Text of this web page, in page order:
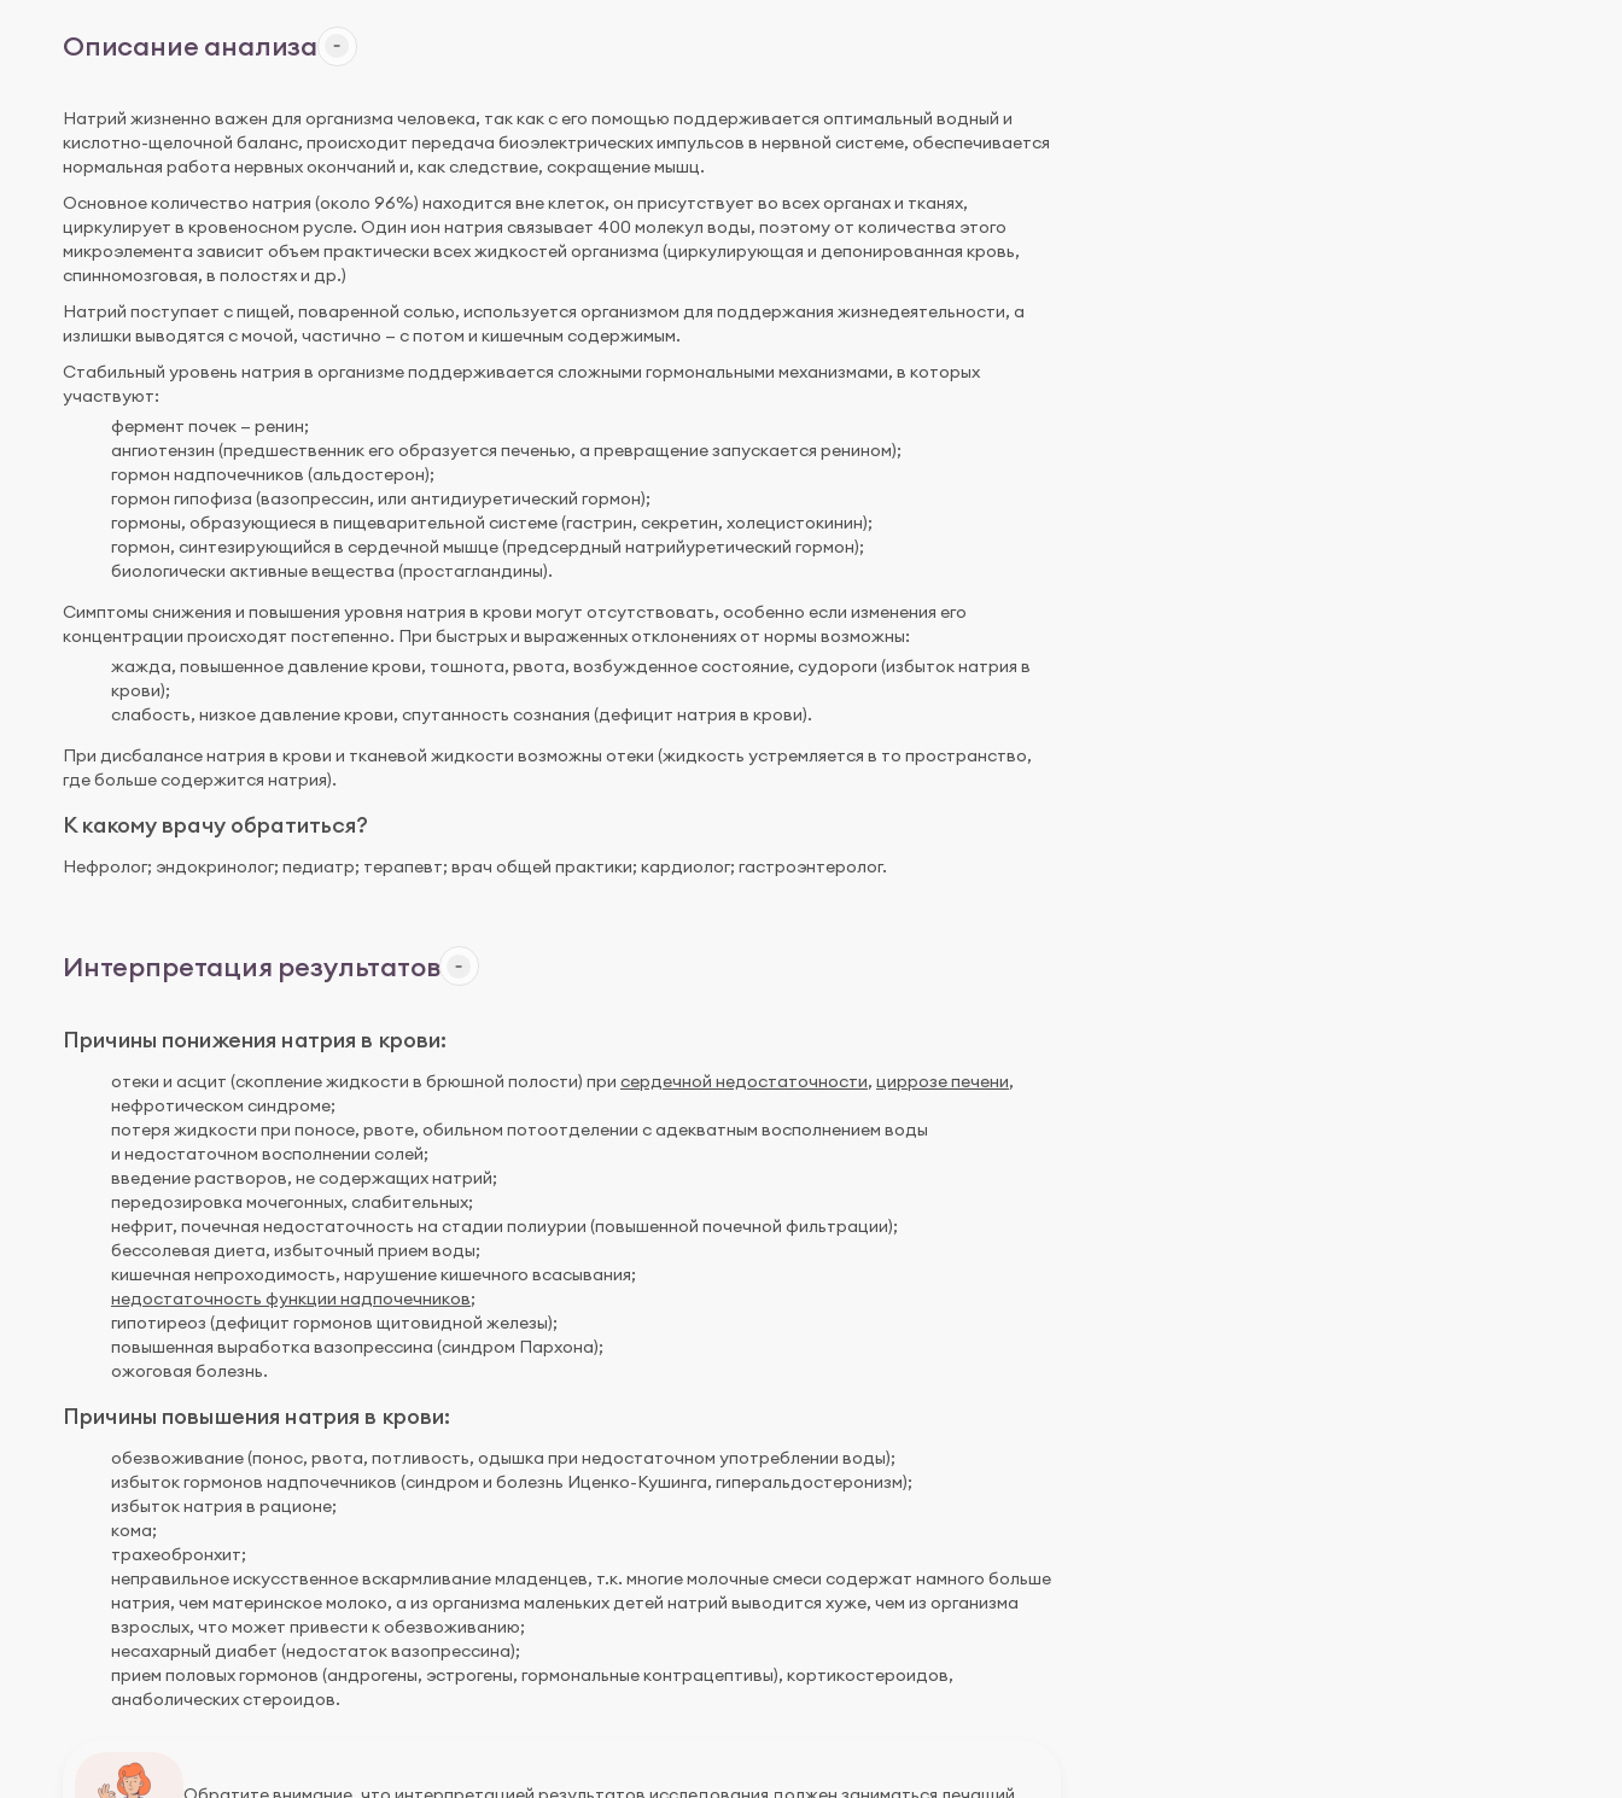
Описание анализа
Натрий жизненно важен для организма человека, так как с его помощью поддерживается оптимальный водный и
кислотно-щелочной баланс, происходит передача биоэлектрических импульсов в нервной системе, обеспечивается
нормальная работа нервных окончаний и, как следствие, сокращение мышц.
Основное количество натрия (около 96%) находится вне клеток, он присутствует во всех органах и тканях,
циркулирует в кровеносном русле. Один ион натрия связывает 400 молекул воды, поэтому от количества этого
микроэлемента зависит объем практически всех жидкостей организма (циркулирующая и депонированная кровь,
спинномозговая, в полостях и др.)
Натрий поступает с пищей, поваренной солью, используется организмом для поддержания жизнедеятельности, а
излишки выводятся с мочой, частично — с потом и кишечным содержимым.
Стабильный уровень натрия в организме поддерживается сложными гормональными механизмами, в которых
участвуют:
фермент почек — ренин;
ангиотензин (предшественник его образуется печенью, а превращение запускается ренином);
гормон надпочечников (альдостерон);
гормон гипофиза (вазопрессин, или антидиуретический гормон);
гормоны, образующиеся в пищеварительной системе (гастрин, секретин, холецистокинин);
гормон, синтезирующийся в сердечной мышце (предсердный натрийуретический гормон);
биологически активные вещества (простагландины).
Симптомы снижения и повышения уровня натрия в крови могут отсутствовать, особенно если изменения его
концентрации происходят постепенно. При быстрых и выраженных отклонениях от нормы возможны:
жажда, повышенное давление крови, тошнота, рвота, возбужденное состояние, судороги (избыток натрия в
крови);
слабость, низкое давление крови, спутанность сознания (дефицит натрия в крови).
При дисбалансе натрия в крови и тканевой жидкости возможны отеки (жидкость устремляется в то пространство,
где больше содержится натрия).
К какому врачу обратиться?
Нефролог; эндокринолог; педиатр; терапевт; врач общей практики; кардиолог; гастроэнтеролог.
Интерпретация результатов
Причины понижения натрия в крови:
отеки и асцит (скопление жидкости в брюшной полости) при сердечной недостаточности, циррозе печени,
нефротическом синдроме;
потеря жидкости при поносе, рвоте, обильном потоотделении с адекватным восполнением воды
и недостаточном восполнении солей;
введение растворов, не содержащих натрий;
передозировка мочегонных, слабительных;
нефрит, почечная недостаточность на стадии полиурии (повышенной почечной фильтрации);
бессолевая диета, избыточный прием воды;
кишечная непроходимость, нарушение кишечного всасывания;
недостаточность функции надпочечников;
гипотиреоз (дефицит гормонов щитовидной железы);
повышенная выработка вазопрессина (синдром Пархона);
ожоговая болезнь.
Причины повышения натрия в крови:
обезвоживание (понос, рвота, потливость, одышка при недостаточном употреблении воды);
избыток гормонов надпочечников (синдром и болезнь Иценко-Кушинга, гиперальдостеронизм);
избыток натрия в рационе;
кома;
трахеобронхит;
неправильное искусственное вскармливание младенцев, т.к. многие молочные смеси содержат намного больше
натрия, чем материнское молоко, а из организма маленьких детей натрий выводится хуже, чем из организма
взрослых, что может привести к обезвоживанию;
несахарный диабет (недостаток вазопрессина);
прием половых гормонов (андрогены, эстрогены, гормональные контрацептивы), кортикостероидов,
анаболических стероидов.